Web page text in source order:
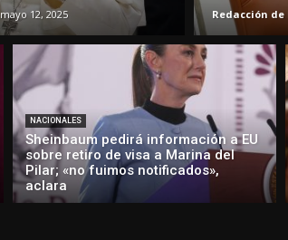
mayo 12, 2025 Redacción
NACIONALES
Sheinbaum pedirá información a EU
sobre retiro de visa a Marina del
Pilar; «no fuimos notificados»,
aclara